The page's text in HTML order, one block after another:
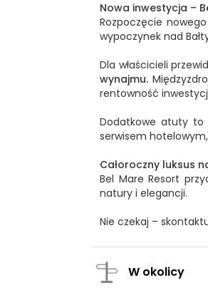
Nowa inwestycja –
Rozpoczęcie
wypoczynek nad
Dla właścicieli
wynajmu.
rentowność
Dodatkowe atuty to
serwisem
Całoroczny luksus
Bel Mare Resort
natury i elegancji.
Nie czekaj –
W okolicy